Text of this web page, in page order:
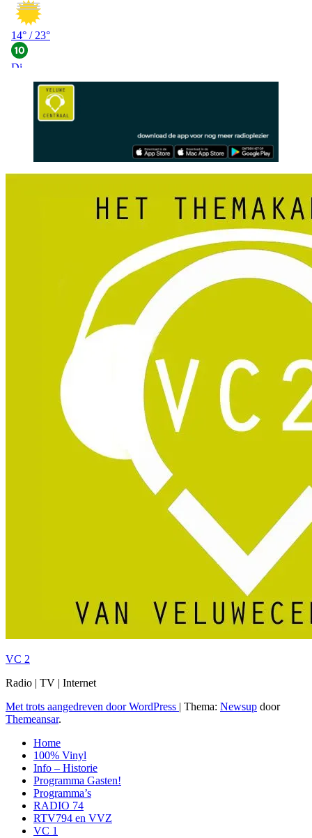
VC 2
Radio | TV | Internet
Met trots aangedreven door WordPress | Thema: Newsup door
Themeansar.
Home
100% Vinyl
Info – Historie
Programma Gasten!
Programma’s
RADIO 74
RTV794 en VVZ
VC 1